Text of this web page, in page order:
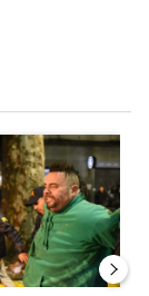
y dólar: cuáles
de tendencia con